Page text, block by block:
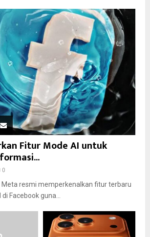
Fitur Mode AI untuk
0
Meta resmi memperkenalkan fitur terbaru
Facebook guna...